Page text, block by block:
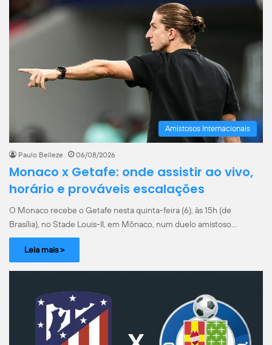
Amistosos Internacionais
Paulo Belleze 06/08/2026
Monaco x Getafe: onde assistir ao vivo,
horário e prováveis escalações
O Monaco recebe o Getafe nesta quinta-feira (6), às 15h (de
Brasília), no Stade Louis-II, em Mônaco, num duelo amistoso…
Leia mais >